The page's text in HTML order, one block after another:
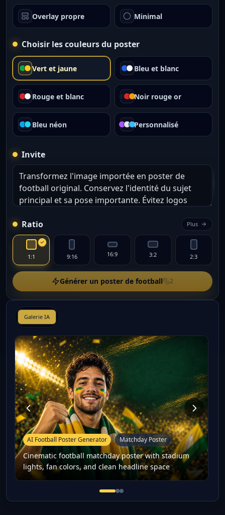
Overlay propre Minimal
Choisir les couleurs du poster
Vert et jaune Bleu et blanc
Rouge et blanc Noir rouge or
Bleu néon Personnalisé
Invite
Ratio Plus
1:1 9:16 16:9 3:2 2:3
Générer un poster de football 2
Galerie IA
AI Football Poster Generator Matchday Poster
Cinematic football matchday poster with stadium
lights, fan colors, and clean headline space
Cinematic football matchday
Football player-style fan
16:9 football thumbnail